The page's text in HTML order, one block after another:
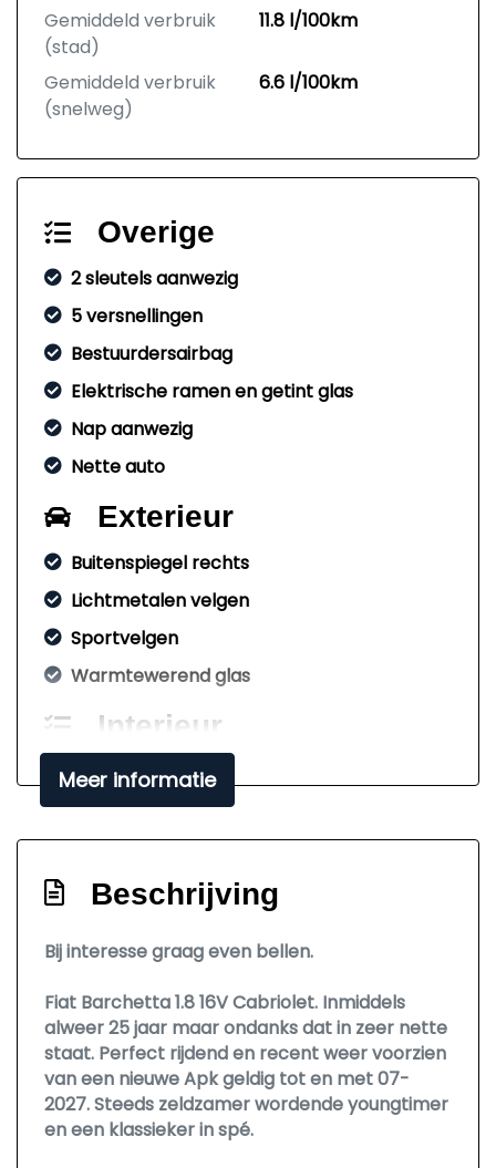
Gemiddeld verbruik
(stad)
11.8 l/100km
Gemiddeld verbruik
(snelweg)
6.6 l/100km
Overige
2 sleutels aanwezig
5 versnellingen
Bestuurdersairbag
Elektrische ramen en getint glas
Nap aanwezig
Nette auto
Exterieur
Buitenspiegel rechts
Lichtmetalen velgen
Sportvelgen
Warmtewerend glas
Interieur
Stuur en versnellingspook (kunst)leder
Stuur verstelbaar
Stuurbekrachtiging
Meer informatie
Beschrijving
Bij interesse graag even bellen.
Fiat Barchetta 1.8 16V Cabriolet. Inmiddels
alweer 25 jaar maar ondanks dat in zeer nette
staat. Perfect rijdend en recent weer voorzien
van een nieuwe Apk geldig tot en met 07-
2027. Steeds zeldzamer wordende youngtimer
en een klassieker in spé.